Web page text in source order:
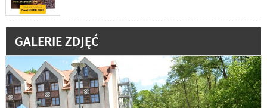
GALERIE ZDJĘĆ